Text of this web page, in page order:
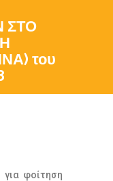
ΣΤΟ
του
φοίτηση